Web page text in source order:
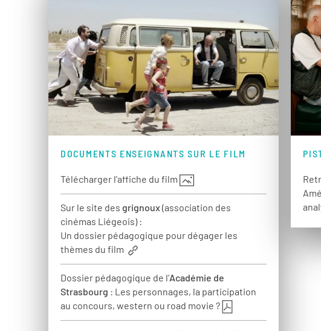
DOCUMENTS ENSEIGNANTS SUR LE FILM
Télécharger l'affiche du film
Sur le site des grignoux(association des
cinémas Liégeois) :
Un dossier pédagogique pour dégager les
thèmes du film
Dossier pédagogique de l’Académie de
Strasbourg : Les personnages, la participation
au concours, western ou road movie ?